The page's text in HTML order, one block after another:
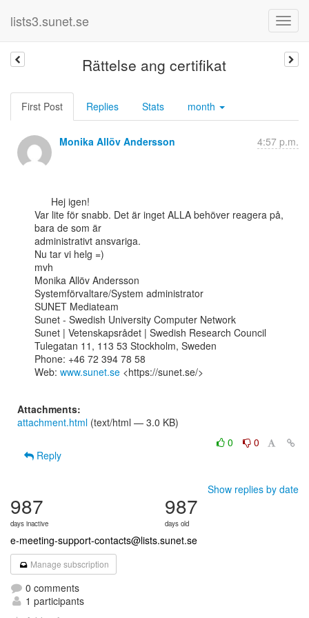
lists3.sunet.se
Rättelse ang certifikat
First Post Replies Stats month
Monika Allöv Andersson 4:57 p.m.
Var lite för snabb. Det är inget ALLA behöver reagera på,
bara de som är
administrativt ansvariga.
Nu tar vi helg =)
mvh
Monika Allöv Andersson
Systemförvaltare/System administrator
SUNET Mediateam
Sunet - Swedish University Computer Network
Sunet | Vetenskapsrådet | Swedish Research Council
Tulegatan 11, 113 53 Stockholm, Sweden
Phone: +46 72 394 78 58
Web: www.sunet.se <https://sunet.se/>
Attachments:
attachment.html (text/html — 3.0 KB)
0
0
Reply
Show replies by date
987
days inactive
987
days old
e-meeting-support-contacts@lists.sunet.se
Manage subscription
0 comments
1 participants